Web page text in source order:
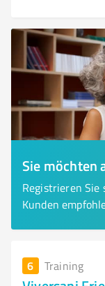
Sie möchten
Registrieren Sie
Kunden
6 Training